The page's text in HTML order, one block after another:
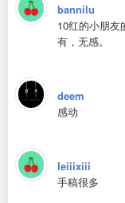
bannilu
10红的小朋友
有，无感。
deem
感动
leiiixiii
手稿很多